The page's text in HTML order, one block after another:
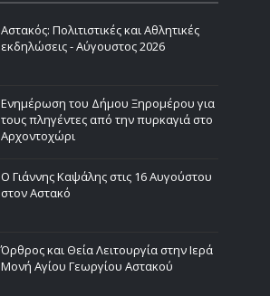
Αστακός: Πολιτιστικές και Αθλητικές
εκδηλώσεις - Αύγουστος 2026
Ενημέρωση του Δήμου Ξηρομέρου για
τους πληγέντες από την πυρκαγιά στο
Αρχοντοχώρι
Ο Γιάννης Καψάλης στις 16 Αυγούστου
στον Αστακό
Όρθρος και Θεία Λειτουργία στην Ιερά
Μονή Αγίου Γεωργίου Αστακού